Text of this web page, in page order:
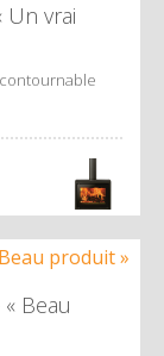
Un vrai
Beau